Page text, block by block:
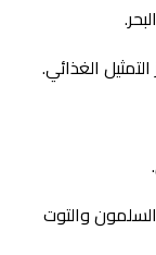
الغذائي.
.
والتوت